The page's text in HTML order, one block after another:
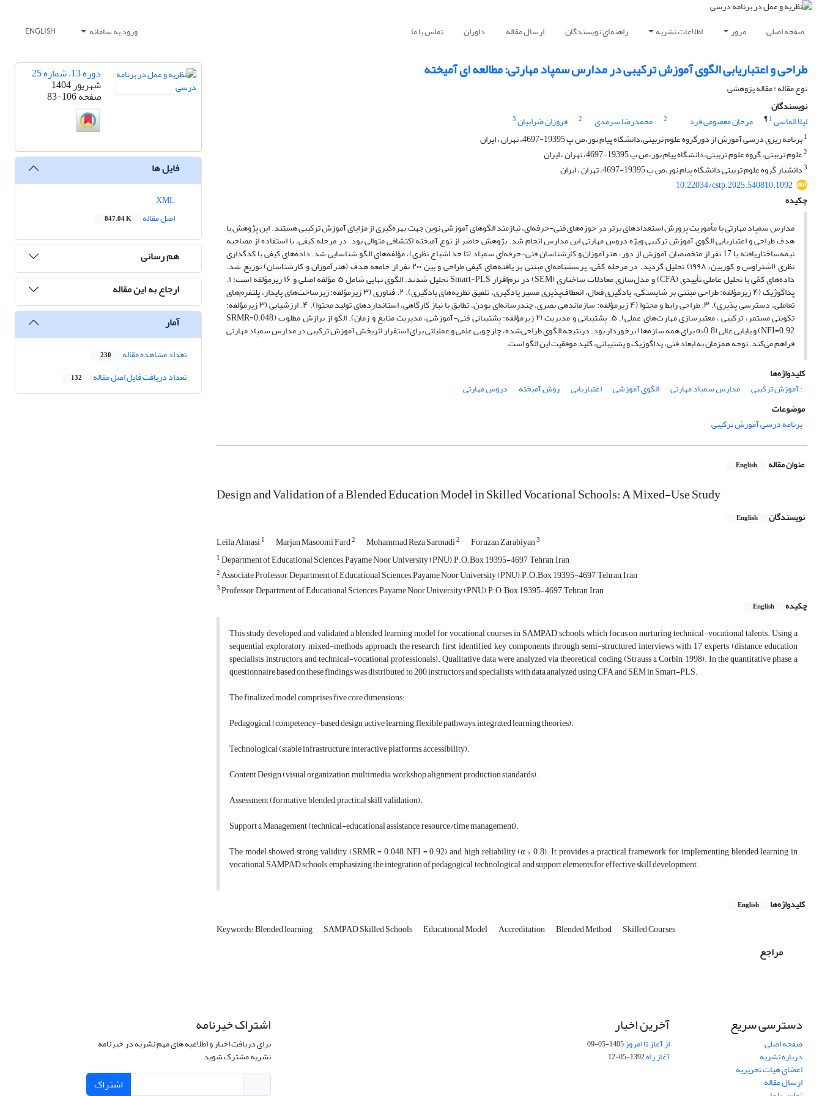
صفحه اصلی مرور اطلاعات نشریه راهنمای نویسندگان ارسال مقاله داوران تماس با ما ورود به سامانه ENGLISH
طراحی و اعتباریابی الگوی آموزش ترکیبی در مدارس سمپاد مهارتی: مطالعه ای آمیخته
نوع مقاله : مقاله پژوهشی
نویسندگان
لیلا الماسی1
¶ مرجان معصومی فرد 2 محمدرضا سرمدی 2 فروزان ضرابیان3
1برنامه ریزی درسی آموزش از دورگروه علوم تربیتی،دانشگاه پیام نور،ص پ 19395-4697، تهران ، ایران
2علوم تربیتی، گروه علوم تربیتی،دانشگاه پیام نور،ص پ 19395-4697، تهران ، ایران
3دانشیار گروه علوم تربیتی دانشگاه پیام نور،ص پ 19395-4697، تهران ، ایران
10.22034/cstp.2025.540810.1092
چکیده
مدارس سمپاد مهارتی با مأموریت پرورش استعدادهای برتر در حوزه‌های فنی-حرفه‌ای، نیازمند الگوهای آموزشی نوین جهت بهره‌گیری از مزایای آموزش ترکیبی هستند. این پژوهش با
هدف طراحی و اعتباریابی الگوی آموزش ترکیبی ویژه دروس مهارتی این مدارس انجام شد. پژوهش حاضر از نوع آمیخته اکتشافی متوالی بود. در مرحله کیفی، با استفاده از مصاحبه
نیمه‌ساختاریافته با 17 نفر از متخصصان آموزش از دور، هنرآموزان و کارشناسان فنی-حرفه‌ای سمپاد (تا حد اشباع نظری)، مؤلفه‌های الگو شناسایی شد. داده‌های کیفی با کدگذاری
نظری (اشتراوس و کوربین، ۱۹۹۸) تحلیل گردید. در مرحله کمّی، پرسشنامه‌ای مبتنی بر یافته‌های کیفی طراحی و بین ۲۰۰ نفر از جامعه هدف (هنرآموزان و کارشناسان) توزیع شد.
داده‌های کمّی با تحلیل عاملی تأییدی (CFA) و مدل‌سازی معادلات ساختاری (SEM) در نرم‌افزار Smart-PLS تحلیل شدند. الگوی نهایی شامل ۵ مؤلفه اصلی و ۱۶ زیرمؤلفه است: ۱.
پداگوژیک (۴ زیرمؤلفه: طراحی مبتنی بر شایستگی، یادگیری فعال، انعطاف‌پذیری مسیر یادگیری، تلفیق نظریه‌های یادگیری). ۲. فناوری (۳ زیرمؤلفه: زیرساخت‌های پایدار، پلتفرم‌های
تعاملی، دسترسی پذیری). ۳. طراحی رابط و محتوا (۴ زیرمؤلفه: سازماندهی بصری، چندرسانه‌ای بودن، تطابق با نیاز کارگاهی، استانداردهای تولید محتوا). ۴. ارزشیابی (۳ زیرمؤلفه:
تکوینی مستمر، ترکیبی ، معتبرسازی مهارت‌های عملی). ۵. پشتیبانی و مدیریت (۲ زیرمؤلفه: پشتیبانی فنی-آموزشی، مدیریت منابع و زمان). الگو از برازش مطلوب (SRMR=0.048,
NFI=0.92) و پایایی عالی (α>0.8 برای همه سازه‌ها) برخوردار بود. درنتیجه‌ الگوی طراحی‌شده، چارچوبی علمی و عملیاتی برای استقرار اثربخش آموزش ترکیبی در مدارس سمپاد مهارتی
فراهم می‌کند. توجه همزمان به ابعاد فنی، پداگوژیک و پشتیبانی، کلید موفقیت این الگو است.
کلیدواژه‌ها
: آموزش ترکیبی
مدارس سمپاد مهارتی الگوی آموزشی اعتباریابی روش آمیخته
دروس مهارتی
موضوعات
برنامه درسی آموزش ترکیبی
عنوان مقاله English
Design and Validation of a Blended Education Model in Skilled Vocational Schools: A Mixed-Use Study
نویسندگان English
Leila Almasi1 Marjan Masoomi Fard2 Mohammad Reza Sarmadi2 Foruzan Zarabiyan3
1Department of Educational Sciences, Payame Noor University (PNU), P.O.Box 19395-4697, Tehran, Iran
2Associate Professor, Department of Educational Sciences, Payame Noor University (PNU), P.O.Box 19395-4697, Tehran, Iran
3Professor, Department of Educational Sciences, Payame Noor University (PNU), P.O.Box 19395-4697, Tehran, Iran
چکیده
English
This study developed and validated a blended learning model for vocational courses in SAMPAD schools, which focus on nurturing technical-vocational talents. Using a
sequential exploratory mixed-methods approach, the research first identified key components through semi-structured interviews with 17 experts (distance education
specialists, instructors, and technical-vocational professionals). Qualitative data were analyzed via theoretical coding (Strauss & Corbin, 1998). In the quantitative phase, a
questionnaire based on these findings was distributed to 200 instructors and specialists, with data analyzed using CFA and SEM in Smart-PLS.
The finalized model comprises five core dimensions:
Pedagogical (competency-based design, active learning, flexible pathways, integrated learning theories).
Technological (stable infrastructure, interactive platforms, accessibility).
Content Design (visual organization, multimedia, workshop alignment, production standards).
Assessment (formative, blended, practical skill validation).
Support & Management (technical-educational assistance, resource/time management).
The model showed strong validity (SRMR = 0.048, NFI = 0.92) and high reliability (α > 0.8). It provides a practical framework for implementing blended learning in
vocational SAMPAD schools, emphasizing the integration of pedagogical, technological, and support elements for effective skill development.
کلیدواژه‌ها English
Keywords: Blended learning SAMPAD Skilled Schools Educational Model Accreditation Blended Method Skilled Courses
مراجع
دوره 13، شماره 25
شهریور 1404
صفحه83-106
فایل ها
اصل مقاله
847.04 K
هم رسانی
ارجاع به این مقاله
آمار
تعداد مشاهده مقاله 230
تعداد دریافت فایل اصل مقاله 132
دسترسی سریع
صفحه اصلی
درباره نشریه
اعضای هیات تحریریه
ارسال مقاله
آخرین اخبار
از آغاز تا امروز1405-05-09
آغاز راه1392-05-12
اشتراک خبرنامه
برای دریافت اخبار و اطلاعیه های مهم نشریه در خبرنامه
نشریه مشترک شوید.
اشتراک